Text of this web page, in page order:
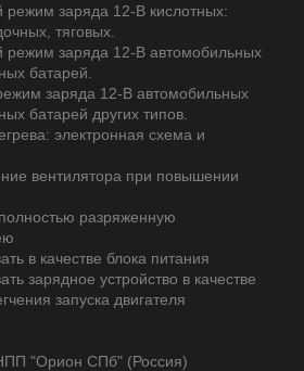
режим заряда 12-В кислотных:
тяговых.
режим заряда 12-В автомобильных
батарей.
заряда 12-В автомобильных
батарей других типов.
электронная схема и
вентилятора при повышении
разряженную
в качестве блока питания
зарядное устройство в качестве
запуска двигателя
"Орион СПб" (Россия)